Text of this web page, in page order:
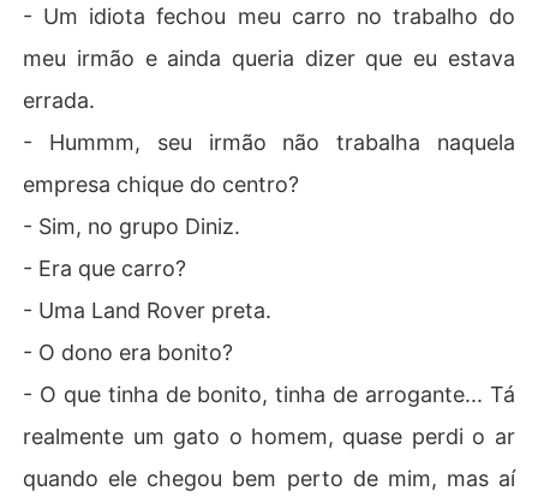
- Um idiota fechou meu carro no trabalho do
meu irmão e ainda queria dizer que eu estava
errada.
- Hummm, seu irmão não trabalha naquela
empresa chique do centro?
- Sim, no grupo Diniz.
- Era que carro?
- Uma Land Rover preta.
- O dono era bonito?
- O que tinha de bonito, tinha de arrogante... Tá
realmente um gato o homem, quase perdi o ar
quando ele chegou bem perto de mim, mas aí